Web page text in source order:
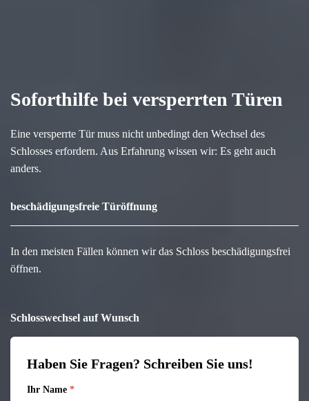
Soforthilfe bei versperrten Türen
Eine versperrte Tür muss nicht unbedingt den Wechsel des
Schlosses erfordern. Aus Erfahrung wissen wir: Es geht auch
anders.
beschädigungsfreie Türöffnung
In den meisten Fällen können wir das Schloss beschädigungsfrei
öffnen.
Schlosswechsel auf Wunsch
Haben Sie Fragen? Schreiben Sie uns!
Ihr Name